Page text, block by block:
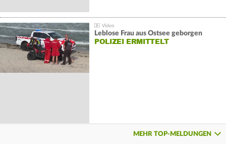
Leblose Frau aus Ostsee geborgen
POLIZEI ERMITTELT
MEHR TOP-MELDUNGEN